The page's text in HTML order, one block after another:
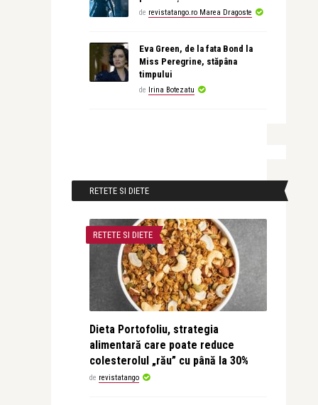
de revistatango.ro Marea Dragoste
Eva Green, de la fata Bond la
Miss Peregrine, stăpâna
timpului
de Irina Botezatu
RETETE SI DIETE
RETETE SI DIETE
Dieta Portofoliu, strategia
alimentară care poate reduce
colesterolul „rău” cu până la 30%
de revistatango